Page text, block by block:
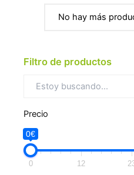
Filtro de productos
Precio
0€
0 12
No hay más